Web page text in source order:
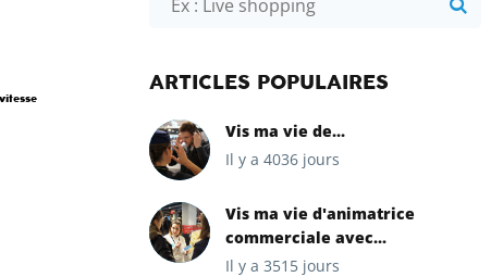
ARTICLES POPULAIRES
Vis ma vie de...
Il y a 4036 jours
Vis ma vie d'animatrice
commerciale avec...
Il y a 3515 jours